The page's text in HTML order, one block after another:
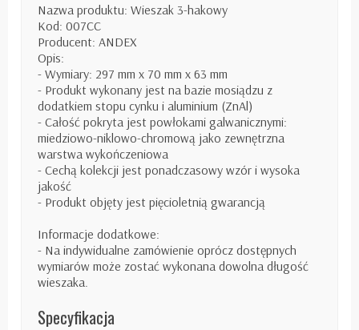
Nazwa produktu: Wieszak 3-hakowy
Kod: 007CC
Producent: ANDEX
Opis:
- Wymiary: 297 mm x 70 mm x 63 mm
- Produkt wykonany jest na bazie mosiądzu z
dodatkiem stopu cynku i aluminium (ZnAl)
- Całość pokryta jest powłokami galwanicznymi:
miedziowo-niklowo-chromową jako zewnętrzna
warstwa wykończeniowa
- Cechą kolekcji jest ponadczasowy wzór i wysoka
jakość
- Produkt objęty jest pięcioletnią gwarancją
Informacje dodatkowe:
- Na indywidualne zamówienie oprócz dostępnych
wymiarów może zostać wykonana dowolna długość
wieszaka.
Specyfikacja